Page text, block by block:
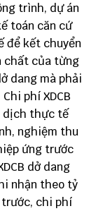
trình, dự án
toán căn cứ
để kết chuyển
chất của từng
dang mà phải
phí XDCB
dịch thực tế
nghiệm thu
ứng trước
dở dang
nhận theo tỷ
chi phí